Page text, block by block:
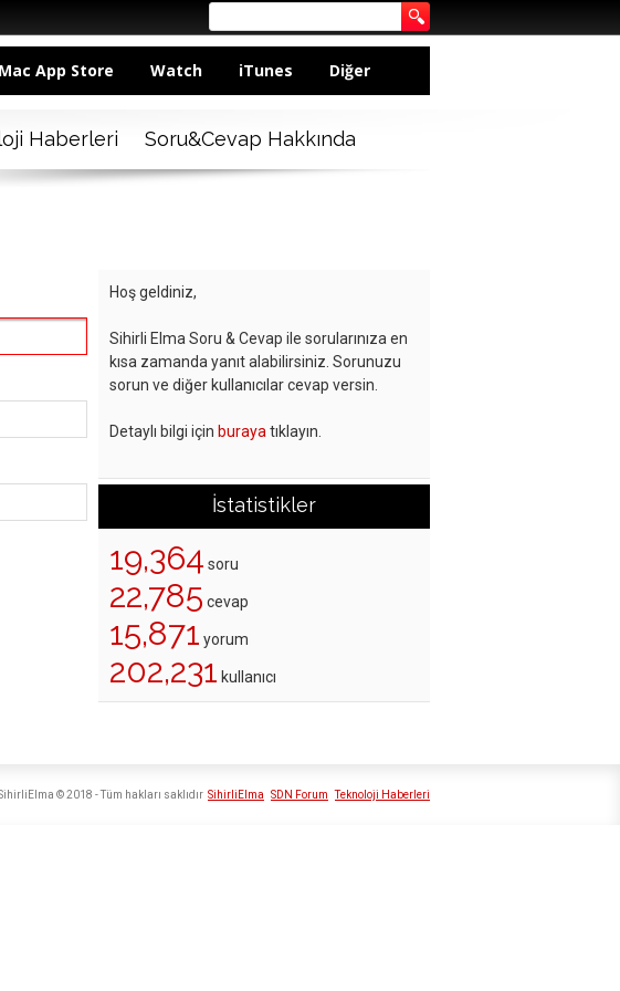
Mac App Store Watch iTunes Diğer
Haberleri Soru&Cevap Hakkında
Hoş geldiniz,
Sihirli Elma Soru & Cevap ile sorularınıza en
kısa zamanda yanıt alabilirsiniz. Sorunuzu
sorun ve diğer kullanıcılar cevap versin.
Detaylı bilgi için buraya tıklayın.
İstatistikler
19,364 soru
22,785 cevap
15,871 yorum
202,231 kullanıcı
SihirliElma SDN Forum Teknoloji Haberleri
© 2018 - Tüm hakları saklıdır